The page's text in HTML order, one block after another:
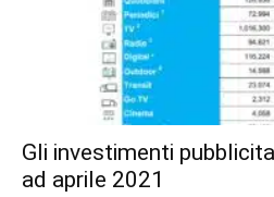
Gli investimenti
ad aprile 2021